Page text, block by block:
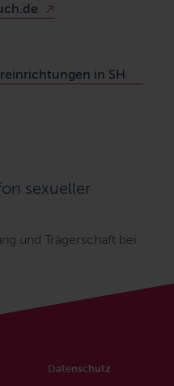
in SH
sexueller
und Trägerschaft bei
Datenschutz